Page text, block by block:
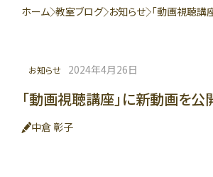
ホーム 教室ブログ お知らせ 「動画視聴講
お知らせ 2024年4月26日
「動画視聴講座」に新動画を公
中倉 彰子